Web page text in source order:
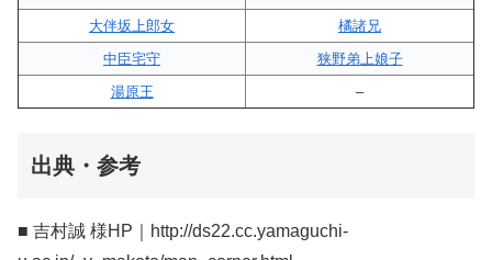
大伴坂上郎女
橘諸兄
中臣宅守
狭野弟上娘子
湯原王
–
出典・参考
■ 吉村誠 様HP｜http://ds22.cc.yamaguchi-